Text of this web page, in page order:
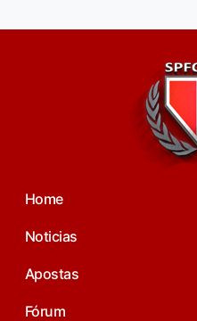
Home
Noticias
Apostas
Fórum